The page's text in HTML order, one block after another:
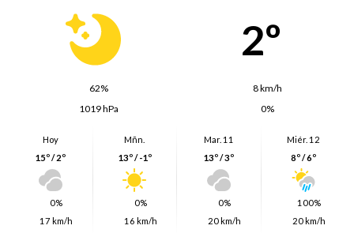
2º
62%
8 km/h
1019 hPa
0%
Hoy
15º / 2º
0%
17 km/h
Mñn.
13º / -1º
0%
16 km/h
Mar. 11
13º / 3º
0%
20 km/h
Miér. 12
8º / 6º
100%
20 km/h